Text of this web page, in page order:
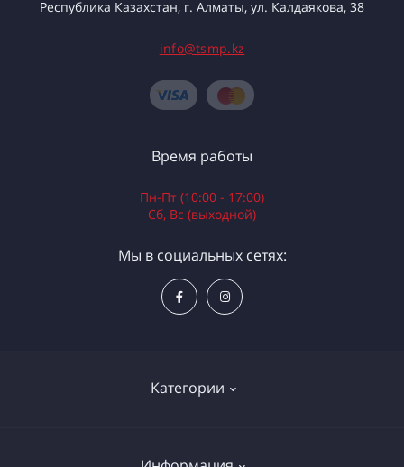
Республика Казахстан, г. Алматы, ул. Калдаякова, 38
info@tsmp.kz
Категории
Электроинструменты
Время работы
Пн-Пт (10:00 - 17:00)
Сб, Вс (выходной)
Мы в социальных сетях: